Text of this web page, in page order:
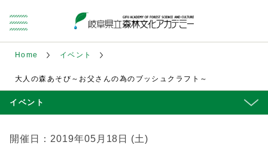
Home イベント
大人の森あそび～お父さんの為のブッシュクラフト～
イベント
開催日：2019年05月18日 (土)